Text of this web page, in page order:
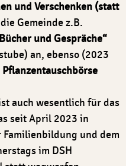
und Verschenken (statt
Gemeinde z.B.
und Gespräche“
an, ebenso (2023
Pflanzentauschbörse
auch wesentlich für das
seit April 2023 in
und dem
im DSH